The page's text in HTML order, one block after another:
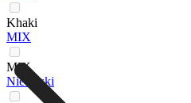
Khaki
MIX
MIX
Niebieski